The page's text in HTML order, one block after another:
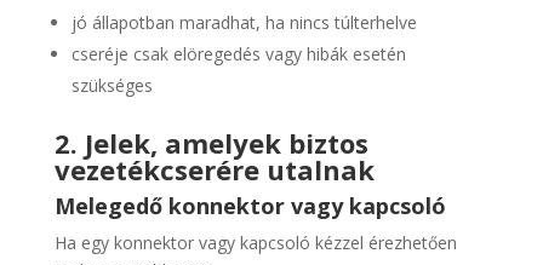
jó állapotban maradhat, ha nincs túlterhelve
cseréje csak elöregedés vagy hibák esetén
szükséges
2. Jelek, amelyek biztos
vezetékcserére utalnak
Melegedő konnektor vagy kapcsoló
Ha egy konnektor vagy kapcsoló kézzel érezhetően